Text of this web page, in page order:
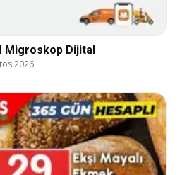
Migroskop Dijital
2026